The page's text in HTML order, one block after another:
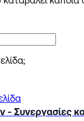
Συνεργασίες